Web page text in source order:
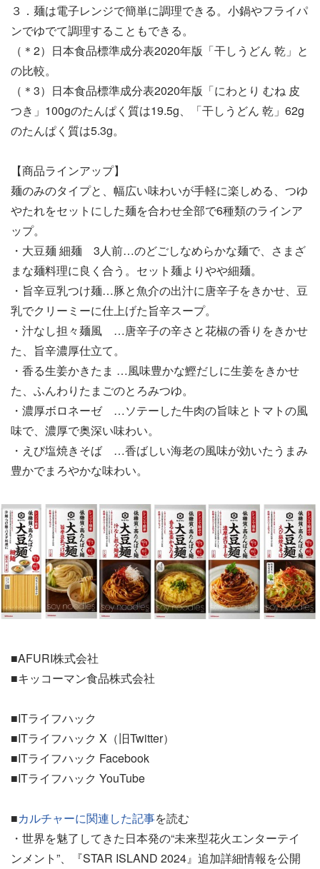
３．麺は電子レンジで簡単に調理できる。小鍋やフライパ
ンでゆでて調理することもできる。
（＊2）日本食品標準成分表2020年版「干しうどん 乾」と
の比較。
（＊3）日本食品標準成分表2020年版「にわとり むね 皮
つき」100gのたんぱく質は19.5g、「干しうどん 乾」62g
のたんぱく質は5.3g。
【商品ラインアップ】
麺のみのタイプと、幅広い味わいが手軽に楽しめる、つゆ
やたれをセットにした麺を合わせ全部で6種類のラインア
ップ。
・大豆麺 細麺 3人前…のどごしなめらかな麺で、さまざ
まな麺料理に良く合う。セット麺よりやや細麺。
・旨辛豆乳つけ麺…豚と魚介の出汁に唐辛子をきかせ、豆
乳でクリーミーに仕上げた旨辛スープ。
・汁なし担々麺風 …唐辛子の辛さと花椒の香りをきかせ
た、旨辛濃厚仕立て。
・香る生姜かきたま …風味豊かな鰹だしに生姜をきかせ
た、ふんわりたまごのとろみつゆ。
・濃厚ボロネーゼ …ソテーした牛肉の旨味とトマトの風
味で、濃厚で奥深い味わい。
・えび塩焼きそば …香ばしい海老の風味が効いたうまみ
豊かでまろやかな味わい。
■AFURI株式会社
■キッコーマン食品株式会社
■ITライフハック
■ITライフハック X（旧Twitter）
■ITライフハック Facebook
■ITライフハック YouTube
■カルチャーに関連した記事を読む
・世界を魅了してきた日本発の“未来型花火エンターテイ
ンメント”、『STAR ISLAND 2024』追加詳細情報を公開